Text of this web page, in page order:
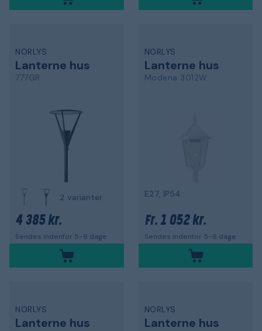
NORLYS
Lanterne hus
777GR
2 varianter
4 385 kr.
Sendes indenfor 5-6 dage
NORLYS
Lanterne hus
Modena 3012W
E27, IP54
Fr. 1 052 kr.
Sendes indenfor 5-6 dage
NORLYS
Lanterne hus
NORLYS
Lanterne hus